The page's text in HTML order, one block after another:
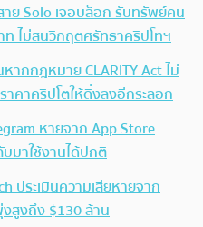
ย Solo เจอบล็อก รับทรัพย์คน
ท ไม่สนวิกฤตศรัทธาคริปโทฯ
ากกฎหมาย CLARITY Act ไม่
คาคริปโตให้ดิ่งลงอีกระลอก
หายจาก App Store
มาใช้งานได้ปกติ
ประเมินความเสียหายจาก
สูงถึง $130 ล้าน